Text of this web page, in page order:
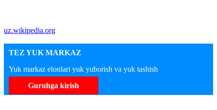
uz.wikipedia.org
TEZ YUK MARKAZ
Yuk markaz elonlari yuk yuborish va yuk tashish
Guruhga kirish